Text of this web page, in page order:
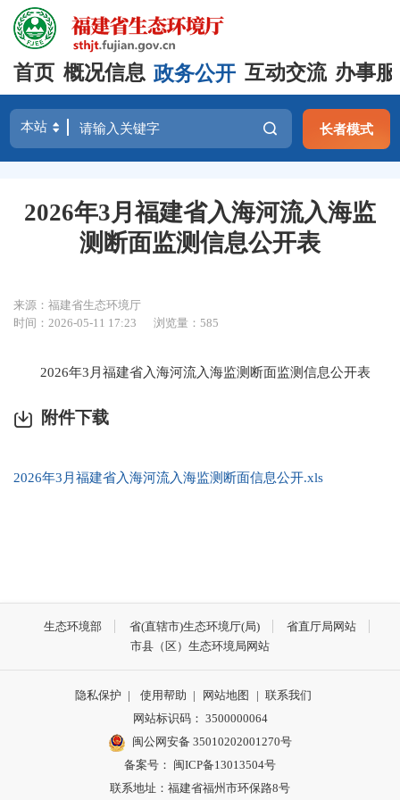
首页 概况信息 政务公开 互动交流 办事
长者模式
2026年3月福建省入海河流入海监
测断面监测信息公开表
来源：福建省生态环境厅
时间：2026-05-11 17:23
浏览量：585
2026年3月福建省入海河流入海监测断面监测信息公开表
附件下载
2026年3月福建省入海河流入海监测断面信息公开.xls
生态环境部 省(直辖市)生态环境厅(局)
省直厅局网站
市县（区）生态环境局网站
隐私保护 | 使用帮助 | 网站地图 | 联系我们
网站标识码： 3500000064
闽公网安备 35010202001270号
备案号： 闽ICP备13013504号
联系地址：福建省福州市环保路8号